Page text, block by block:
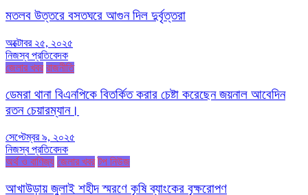
মতলব উত্তরে বসতঘরে আগুন দিল দুর্বৃত্তরা
অক্টোবর ২৫, ২০২৫
নিজস্ব প্রতিবেদক
জেলার খবর রাজনীতি
ডেমরা থানা বিএনপিকে বিতর্কিত করার চেষ্টা করেছেন জয়নাল আবেদিন
রতন চেয়ারম্যান।
সেপ্টেম্বর ৯, ২০২৫
নিজস্ব প্রতিবেদক
অর্থ ও বাণিজ্য জেলার খবর টপ নিউজ
আখাউড়ায় জুলাই শহীদ স্মরণে কৃষি ব্যাংকের বৃক্ষরোপণ